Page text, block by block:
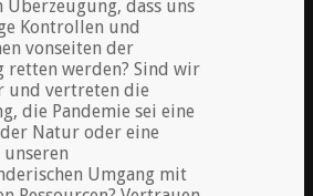
Überzeugung, dass uns
Kontrollen und
vonseiten der
retten werden? Sind wir
und vertreten die
die Pandemie sei eine
Natur oder eine
Umgang mit